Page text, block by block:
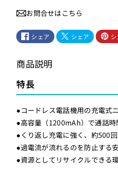
電
話
機
用
充
電
式
ニ
ッ
ケ
ル
水
電
話
機
式
ニ
ッ
ケ
ル
水
お問合せはこちら
シェア シェア
商品説明
特長
●コードレス電話機用の充電式
●高容量（1200mAh）で通話時
●くり返し充電に強く、約500
●過電流が流れるのを防止する
●資源としてリサイクルできる